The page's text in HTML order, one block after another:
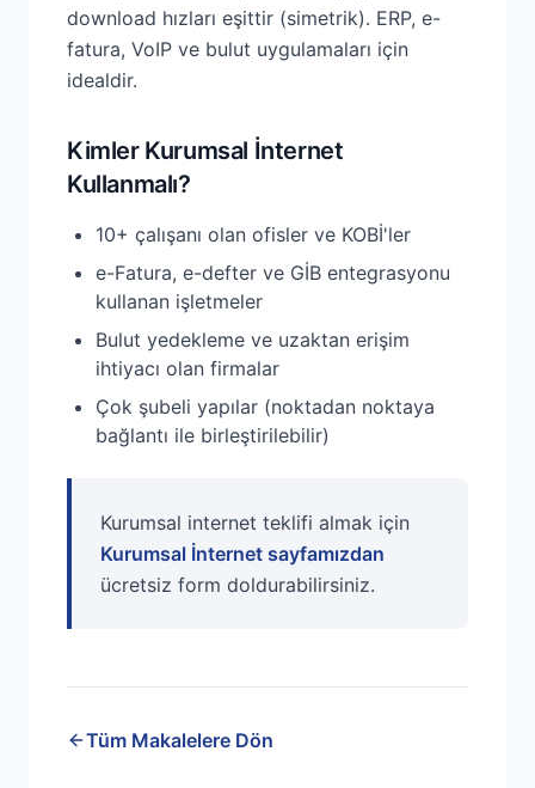
download hızları eşittir (simetrik). ERP, e-
fatura, VoIP ve bulut uygulamaları için
idealdir.
Kimler Kurumsal İnternet
Kullanmalı?
10+ çalışanı olan ofisler ve KOBİ'ler
e-Fatura, e-defter ve GİB entegrasyonu
kullanan işletmeler
Bulut yedekleme ve uzaktan erişim
ihtiyacı olan firmalar
Çok şubeli yapılar (noktadan noktaya
bağlantı ile birleştirilebilir)
Kurumsal internet teklifi almak için
Kurumsal İnternet sayfamızdan
ücretsiz form doldurabilirsiniz.
Tüm Makalelere Dön